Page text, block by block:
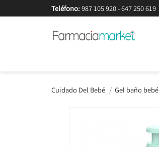
Teléfono: 987 105 920-647 250 619
Cuidado Del Bebé Gel baño bebé